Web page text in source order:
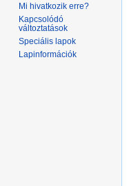
Mi hivatkozik erre?
Kapcsolódó
változtatások
Speciális lapok
Lapinformációk